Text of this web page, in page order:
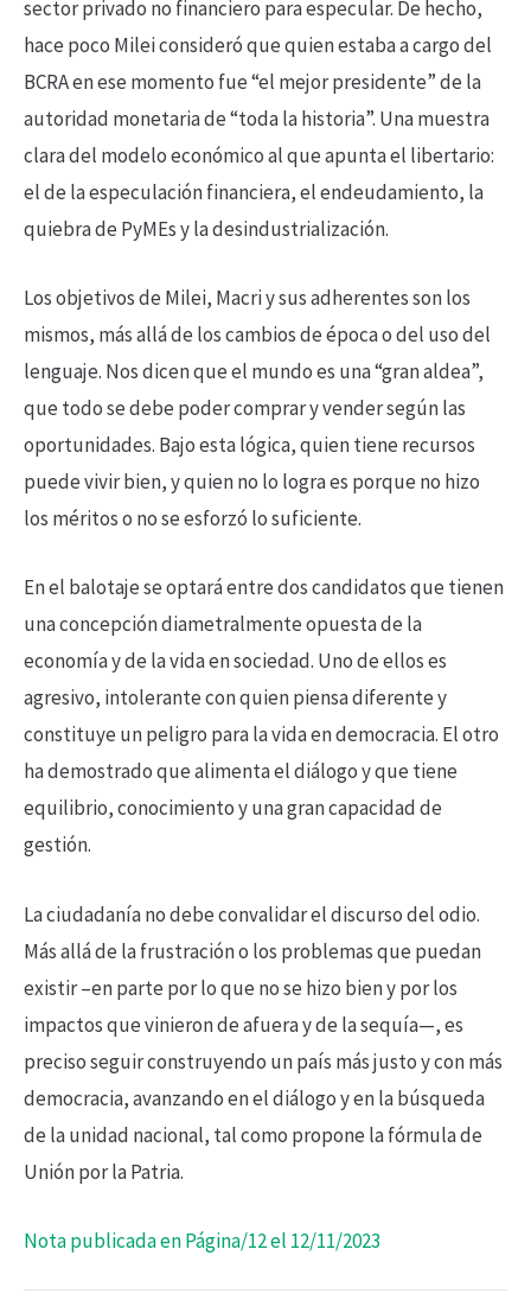
sector privado no financiero para especular. De hecho,
hace poco Milei consideró que quien estaba a cargo del
BCRA en ese momento fue “el mejor presidente” de la
autoridad monetaria de “toda la historia”. Una muestra
clara del modelo económico al que apunta el libertario:
el de la especulación financiera, el endeudamiento, la
quiebra de PyMEs y la desindustrialización.
Los objetivos de Milei, Macri y sus adherentes son los
mismos, más allá de los cambios de época o del uso del
lenguaje. Nos dicen que el mundo es una “gran aldea”,
que todo se debe poder comprar y vender según las
oportunidades. Bajo esta lógica, quien tiene recursos
puede vivir bien, y quien no lo logra es porque no hizo
los méritos o no se esforzó lo suficiente.
En el balotaje se optará entre dos candidatos que tienen
una concepción diametralmente opuesta de la
economía y de la vida en sociedad. Uno de ellos es
agresivo, intolerante con quien piensa diferente y
constituye un peligro para la vida en democracia. El otro
ha demostrado que alimenta el diálogo y que tiene
equilibrio, conocimiento y una gran capacidad de
gestión.
La ciudadanía no debe convalidar el discurso del odio.
Más allá de la frustración o los problemas que puedan
existir –en parte por lo que no se hizo bien y por los
impactos que vinieron de afuera y de la sequía—, es
preciso seguir construyendo un país más justo y con más
democracia, avanzando en el diálogo y en la búsqueda
de la unidad nacional, tal como propone la fórmula de
Unión por la Patria.
Nota publicada en Página/12 el 12/11/2023